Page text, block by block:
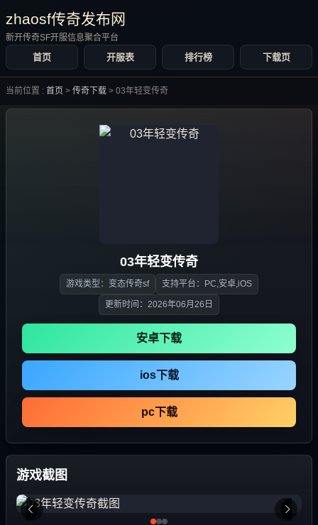
zhaosf传奇发布网
新开传奇SF开服信息聚合平台
首页 开服表 排行榜 下载页
当前位置 : 首页 > 传奇下载 > 03年轻变传奇
03年轻变传奇
游戏类型：变态传奇sf 支持平台：PC,安卓,iOS
更新时间：2026年06月26日
安卓下载
ios下载
pc下载
游戏截图